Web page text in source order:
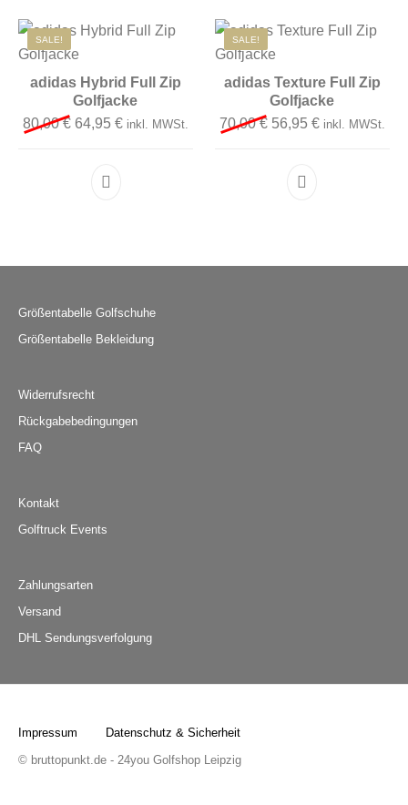
SALE!
adidas Hybrid Full Zip
Golfjacke
80,00€ Ursprünglicher Preis war: 80,00 €
64,95€Aktueller Preis ist: 64,95 €.
inkl. MWSt.
Dieses Produkt weist mehrere Varianten auf.
SALE!
adidas Texture Full Zip
Golfjacke
70,00€ Ursprünglicher Preis
56,95 €Aktueller
inkl. MWSt.
Dieses Produkt
Größentabelle Golfschuhe
Größentabelle Bekleidung
Widerrufsrecht
Rückgabebedingungen
FAQ
Kontakt
Golftruck Events
Zahlungsarten
Versand
DHL Sendungsverfolgung
Impressum
Datenschutz & Sicherheit
© bruttopunkt.de - 24you Golfshop Leipzig